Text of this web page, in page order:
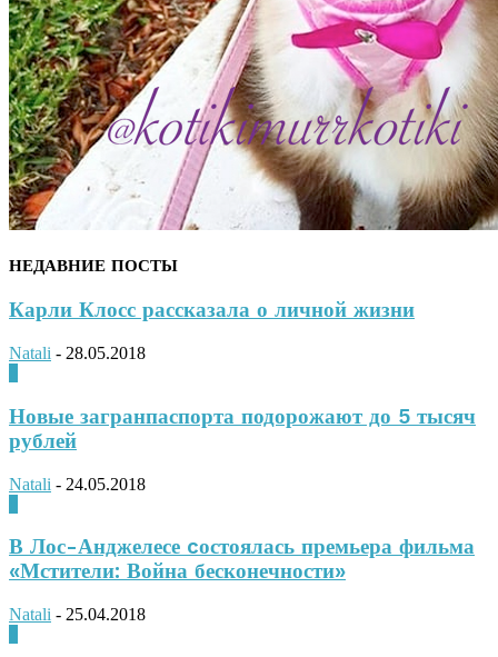
НЕДАВНИЕ ПОСТЫ
Карли Клосс рассказала о личной жизни
Natali - 28.05.2018
Новые загранпаспорта подорожают до 5 тысяч
рублей
Natali - 24.05.2018
В Лос-Анджелесе cостоялась премьера фильма
«Мстители: Война бесконечности»
Natali - 25.04.2018